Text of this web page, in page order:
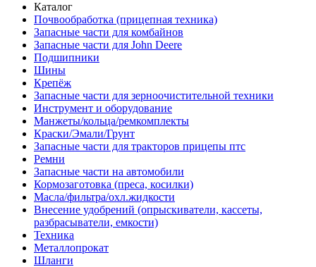
Каталог
Почвообработка (прицепная техника)
Запасные части для комбайнов
Запасные части для John Deere
Подшипники
Шины
Крепёж
Запасные части для зерноочистительной техники
Инструмент и оборудование
Манжеты/кольца/ремкомплекты
Краски/Эмали/Грунт
Запасные части для тракторов прицепы птс
Ремни
Запасные части на автомобили
Кормозаготовка (преса, косилки)
Масла/фильтра/охл.жидкости
Внесение удобрений (опрыскиватели, кассеты,
разбрасыватели, емкости)
Техника
Металлопрокат
Шланги